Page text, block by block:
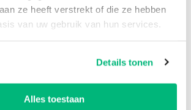
ze heeft verstrekt of die ze hebben
van uw gebruik van hun services.
Details tonen
Alles toestaan
Offerte aanvragen